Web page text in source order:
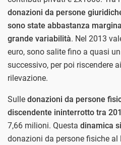
donazioni da persone
sono state abbastanza
grande variabilità. Nel 2013
euro, sono salite fino a quasi
successivo, per poi riscendere
rilevazione.
Sulle donazioni da persone
discendente ininterrotto tra
7,66 milioni. Questa dinamica
donazioni da persone fisiche al